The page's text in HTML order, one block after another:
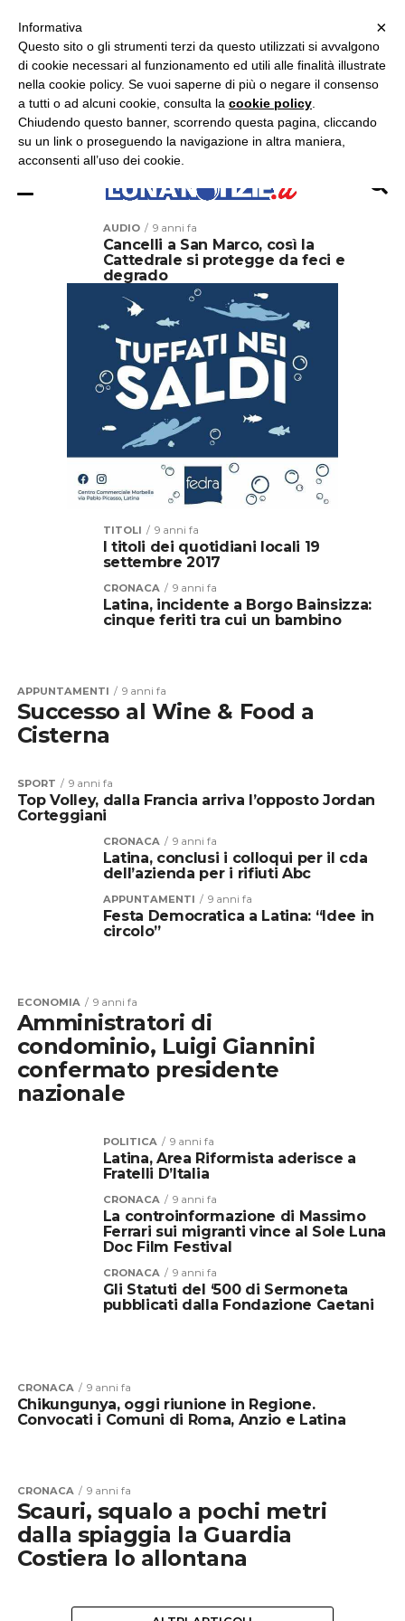
ASCOLTA RADIO LUNA
AUDIO 9 anni fa
Cancelli a San Marco, così la
Cattedrale si protegge da feci e
degrado
TITOLI 9 anni fa
I titoli dei quotidiani locali 19
settembre 2017
CRONACA 9 anni fa
Latina, incidente a Borgo Bainsizza:
cinque feriti tra cui un bambino
APPUNTAMENTI 9 anni fa
Successo al Wine & Food a
Cisterna
SPORT 9 anni fa
Top Volley, dalla Francia arriva l’opposto Jordan
Corteggiani
CRONACA 9 anni fa
Latina, conclusi i colloqui per il cda
dell’azienda per i rifiuti Abc
APPUNTAMENTI 9 anni fa
Festa Democratica a Latina: “Idee in
circolo”
ECONOMIA 9 anni fa
Amministratori di
condominio, Luigi Giannini
confermato presidente
nazionale
POLITICA 9 anni fa
Latina, Area Riformista aderisce a
Fratelli D’Italia
CRONACA 9 anni fa
La controinformazione di Massimo
Ferrari sui migranti vince al Sole Luna
Doc Film Festival
CRONACA 9 anni fa
Gli Statuti del ‘500 di Sermoneta
pubblicati dalla Fondazione Caetani
CRONACA 9 anni fa
Chikungunya, oggi riunione in Regione.
Convocati i Comuni di Roma, Anzio e Latina
CRONACA 9 anni fa
Scauri, squalo a pochi metri
dalla spiaggia la Guardia
Costiera lo allontana
×
×
Informativa
Questo sito o gli strumenti terzi da questo utilizzati si avvalgono
di cookie necessari al funzionamento ed utili alle finalità illustrate
nella cookie policy. Se vuoi saperne di più o negare il consenso
a tutti o ad alcuni cookie, consulta la cookie policy
Chiudendo questo banner, scorrendo questa pagina, cliccando
su un link o proseguendo la navigazione in altra maniera,
acconsenti all’uso dei cookie.